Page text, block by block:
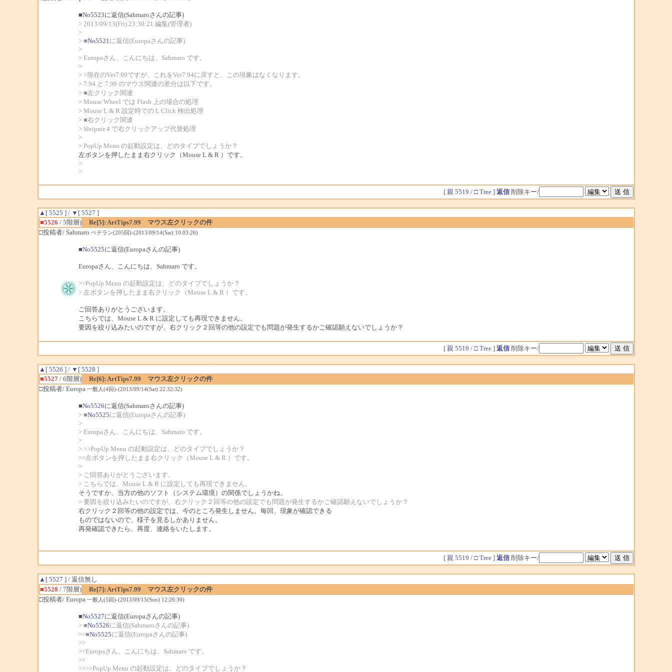
■No5523に返信(Sahmaroさんの記事)
> 2013/09/13(Fri) 23:30:21 編集(管理者)
>
> ■No5521 に返信(Europaさんの記事)
>
> Europaさん、こんにちは、Sahmaro です。
>
> >現在のVer7.99ですが、これをVer7.94に戻すと、この現象はなくなります。
> 7.94 と 7.99 のマウス関連の差分は以下です。
> ■左クリック関連
> Mouse Wheel では Flash 上の場合の処理
> Mouse L & R 設定時での L Click 検出処理
> ■右クリック関連
> Sleipnir 4 で右クリックアップ代替処理
>
> PopUp Menu の起動設定は、どのタイプでしょうか？
左ボタンを押したまま右クリック（Mouse L & R ）です。
>
>
[ 親 5519 / □ Tree] 返信 削除キー/
▲[ 5525 ]/ ▼[ 5527 ]
■5526 / 5階層)
Re[5]: ArtTips7.99 マウス左クリックの件
□投稿者/ Sahmaro ベテラン(205回)-(2013/09/14(Sat) 10:03:26)
■No5525に返信(Europaさんの記事)
Europaさん、こんにちは、Sahmaro です。
>>PopUp Menu の起動設定は、どのタイプでしょうか？
> 左ボタンを押したまま右クリック（Mouse L & R ）です。
ご回答ありがとうございます。
こちらでは、Mouse L & R に設定しても再現できません。
要因を絞り込みたいのですが、右クリック２回等の他の設定でも問題が発生するかご確認願えないでしょうか？
[ 親 5519 / □ Tree] 返信 削除キー/
▲[ 5526 ]/ ▼[ 5528 ]
■5527/ 6階層)
Re[6]: ArtTips7.99 マウス左クリックの件
□投稿者/ Europa 一般人(4回)-(2013/09/14(Sat) 22:32:32)
■No5526に返信(Sahmaroさんの記事)
> ■No5525に返信(Europaさんの記事)
>
> Europaさん、こんにちは、Sahmaro です。
>
> >>PopUp Menu の起動設定は、どのタイプでしょうか？
>>左ボタンを押したまま右クリック（Mouse L & R ）です。
>
> ご回答ありがとうございます。
> こちらでは、Mouse L & R に設定しても再現できません。
そうですか、当方の他のソフト（システム環境）の関係でしょうかね。
> 要因を絞り込みたいのですが、右クリック２回等の他の設定でも問題が発生するかご確認願えないでしょうか？
右クリック２回等の他の設定では、今のところ発生しません。毎回、現象が確認できる
ものではないので、様子を見るしかありません。
再発確認できたら、再度、連絡をいたします。
[ 親 5519 / □ Tree] 返信 削除キー/
▲[ 5527 ]/ 返信無し
■5528 / 7階層)
Re[7]: ArtTips7.99 マウス左クリックの件
□投稿者/ Europa 一般人(5回)-(2013/09/15(Sun) 12:26:30)
■No5527に返信(Europaさんの記事)
> ■No5526に返信(Sahmaroさんの記事)
>>■No5525に返信(Europaさんの記事)
>>
>>Europaさん、こんにちは、Sahmaro です。
>>
>>>>PopUp Menu の起動設定は、どのタイプでしょうか？